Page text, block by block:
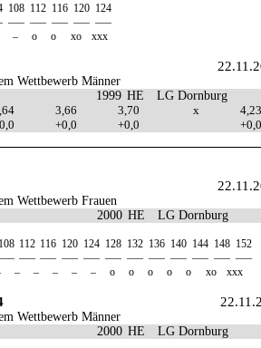
108 112 116 120 124
—– —– —– —– —–
– o o xo xxx
Wettbewerb Männer
1999 HE
LG Dornburg
3,66 3,70 x
4,23
+0,0 +0,0 +0,0
Wettbewerb Frauen
2000 HE LG Dornburg
108 112 116 120 124 128 132 136 140 144 148 152
—– —– —– —– —– —– —– —– —– —– —–
– – – – – o o o o o xo xxx
Wettbewerb Männer
2000 HE LG Dornburg